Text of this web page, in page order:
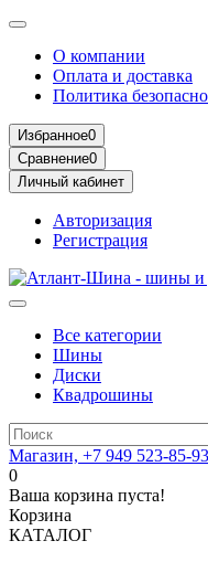
О компании
Оплата и доставка
Политика
Избранное0
Сравнение0
Личный кабинет
Авторизация
Регистрация
Все категории
Шины
Диски
Квадрошины
Магазин, +7 949 523-85-93
0
Ваша корзина пуста!
Корзина
КАТАЛОГ